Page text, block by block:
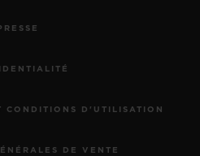
CONDITIONS D'UTILISATION
DE VENTE